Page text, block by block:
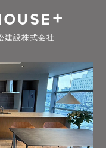
建設株式会社